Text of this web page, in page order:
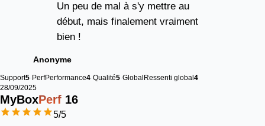
Un peu de mal à s'y mettre au
début, mais finalement vraiment
bien !
Anonyme
Support5 PerfPerformance4 Qualité5 Global Ressenti global 4
28/09/2025
MyBoxPerf 16
5/5